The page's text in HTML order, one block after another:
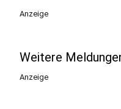
Anzeige
Weitere
Anzeige